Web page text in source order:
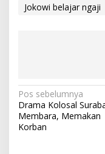
Jokowi belajar ngaji
N
a
v
Pos sebelumnya
Drama Kolosal
Membara, Memakan
Korban